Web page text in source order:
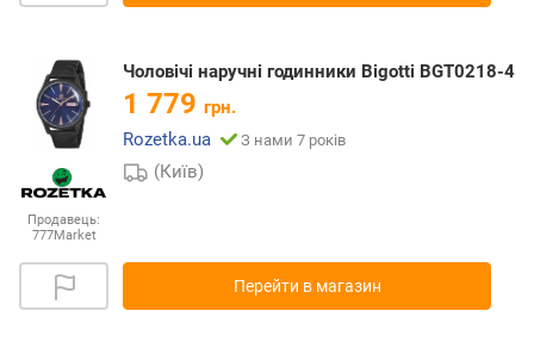
Продавець:
777Market
Чоловічі наручні годинники Bigotti BGT0218-4
1 779 грн.
Rozetka.ua
З нами 7 років
(Київ)
Перейти в магазин